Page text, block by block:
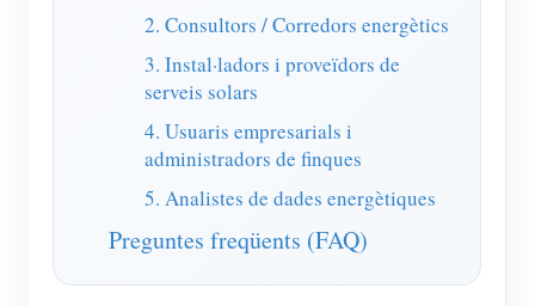
Blocs
2. Consultors / Corredors energètics
3. Instal·ladors i proveïdors de
serveis solars
4. Usuaris empresarials i
administradors de finques
5. Analistes de dades energètiques
Preguntes freqüents (FAQ)